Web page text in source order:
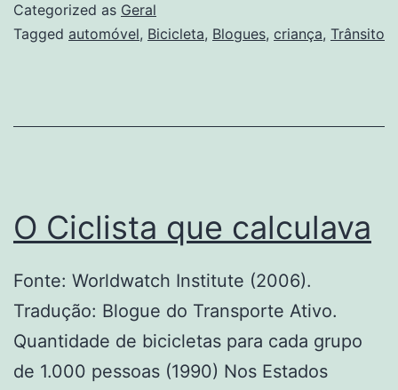
velocidade
Categorized as Geral
Tagged automóvel, Bicicleta, Blogues, criança, Trânsito
O Ciclista que calculava
Fonte: Worldwatch Institute (2006).
Tradução: Blogue do Transporte Ativo.
Quantidade de bicicletas para cada grupo
de 1.000 pessoas (1990) Nos Estados